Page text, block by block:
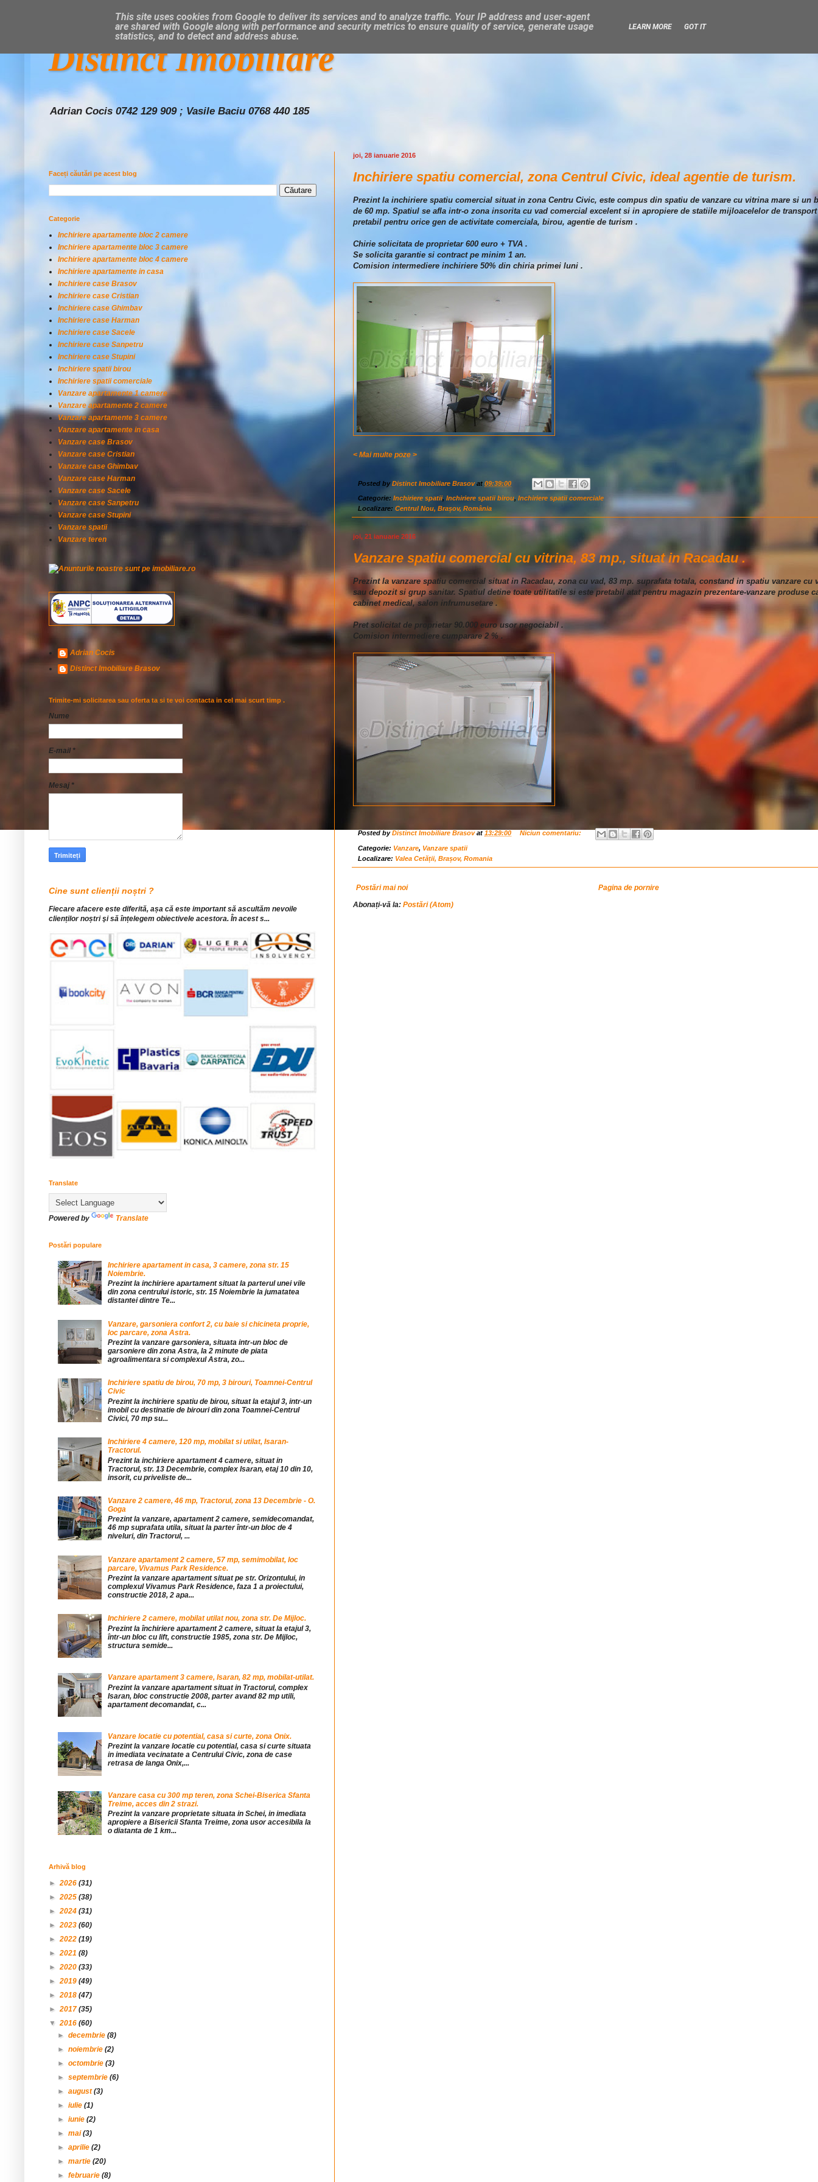
Distinct Imobiliare
Adrian Cocis 0742 129 909 ; Vasile Baciu 0768 440 185
joi, 28 ianuarie 2016
Inchiriere spatiu comercial, zona Centrul Civic, ideal agentie de turism.
Prezint la inchiriere spatiu comercial situat in zona Centru Civic, este compus din spatiu de vanzare cu vitrina mare si un
de 60 mp. Spatiul se afla intr-o zona insorita cu vad comercial excelent si in apropiere de statiile mijloacelelor de
pretabil pentru orice gen de activitate comerciala, birou, agentie de turism .
Chirie solicitata de proprietar 600 euro + TVA .
Se solicita garantie si contract pe minim 1 an.
Comision intermediere inchiriere 50% din chiria primei luni .
< Mai multe poze >
Posted byDistinct Imobiliare Brasov at 09:39:00
Categorie: Inchiriere spatii, Inchiriere spatii birou, Inchiriere spatii comerciale
Localizare: Centrul Nou, Brașov, România
joi, 21 ianuarie 2016
Vanzare spatiu comercial cu vitrina, 83 mp., situat in Racadau .
Prezint la vanzare spatiu comercial situat in Racadau, zona cu vad, 83 mp. suprafata totala, constand in spatiu vanzare
sau depozit si grup sanitar. Spatiul detine toate utilitatile si este pretabil atat pentru magazin prezentare-vanzare produse
cabinet medical, salon infrumusetare .
Pret solicitat de proprietar 90.000 euro usor negociabil .
Comision intermediere cumparare 2 % .
Posted byDistinct Imobiliare Brasov at 13:29:00 Niciun comentariu:
Categorie: Vanzare, Vanzare spatii
Localizare: Valea Cetății, Brașov, Romania
Postări mai noi
Pagina de pornire
Abonați-vă la: Postări (Atom)
Faceți căutări pe acest blog
Categorie
Inchiriere apartamente bloc 2 camere
Inchiriere apartamente bloc 3 camere
Inchiriere apartamente bloc 4 camere
Inchiriere apartamente in casa
Inchiriere case Brasov
Inchiriere case Cristian
Inchiriere case Ghimbav
Inchiriere case Harman
Inchiriere case Sacele
Inchiriere case Sanpetru
Inchiriere case Stupini
Inchiriere spatii birou
Inchiriere spatii comerciale
Vanzare apartamente 1 camere
Vanzare apartamente 2 camere
Vanzare apartamente 3 camere
Vanzare apartamente in casa
Vanzare case Brasov
Vanzare case Cristian
Vanzare case Ghimbav
Vanzare case Harman
Vanzare case Sacele
Vanzare case Sanpetru
Vanzare case Stupini
Vanzare spatii
Vanzare teren
Adrian Cocis
Distinct Imobiliare Brasov
Trimite-mi solicitarea sau oferta ta si te voi contacta in cel mai scurt timp .
Nume
E-mail *
Mesaj *
Cine sunt clienții noștri ?
Fiecare afacere este diferită, așa că este important să ascultăm nevoile
clienților noștri şi să înțelegem obiectivele acestora. În acest s...
Translate
Powered by Translate
Postări populare
Inchiriere apartament in casa, 3 camere, zona str. 15
Noiembrie.
Prezint la inchiriere apartament situat la parterul unei vile
din zona centrului istoric, str. 15 Noiembrie la jumatatea
distantei dintre Te...
Vanzare, garsoniera confort 2, cu baie si chicineta proprie,
loc parcare, zona Astra.
Prezint la vanzare garsoniera, situata intr-un bloc de
garsoniere din zona Astra, la 2 minute de piata
agroalimentara si complexul Astra, zo...
Inchiriere spatiu de birou, 70 mp, 3 birouri, Toamnei-Centrul
Civic
Prezint la inchiriere spatiu de birou, situat la etajul 3, intr-un
imobil cu destinatie de birouri din zona Toamnei-Centrul
Civici, 70 mp su...
Inchiriere 4 camere, 120 mp, mobilat si utilat, Isaran-
Tractorul.
Prezint la inchiriere apartament 4 camere, situat in
Tractorul, str. 13 Decembrie, complex Isaran, etaj 10 din 10,
insorit, cu priveliste de...
Vanzare 2 camere, 46 mp, Tractorul, zona 13 Decembrie - O.
Goga
Prezint la vanzare, apartament 2 camere, semidecomandat,
46 mp suprafata utila, situat la parter într-un bloc de 4
niveluri, din Tractorul, ...
Vanzare apartament 2 camere, 57 mp, semimobilat, loc
parcare, Vivamus Park Residence.
Prezint la vanzare apartament situat pe str. Orizontului, in
complexul Vivamus Park Residence, faza 1 a proiectului,
constructie 2018, 2 apa...
Inchiriere 2 camere, mobilat utilat nou, zona str. De Mijloc.
Prezint la închiriere apartament 2 camere, situat la etajul 3,
într-un bloc cu lift, constructie 1985, zona str. De Mijloc,
structura semide...
Vanzare apartament 3 camere, Isaran, 82 mp, mobilat-utilat.
Prezint la vanzare apartament situat in Tractorul, complex
Isaran, bloc constructie 2008, parter avand 82 mp utili,
apartament decomandat, c...
Vanzare locatie cu potential, casa si curte, zona Onix.
Prezint la vanzare locatie cu potential, casa si curte situata
in imediata vecinatate a Centrului Civic, zona de case
retrasa de langa Onix,...
Vanzare casa cu 300 mp teren, zona Schei-Biserica Sfanta
Treime, acces din 2 strazi.
Prezint la vanzare proprietate situata in Schei, in imediata
apropiere a Bisericii Sfanta Treime, zona usor accesibila la
o diatanta de 1 km...
Arhivă blog
►2026 (31)
►2025 (38)
►2024 (31)
►2023 (60)
►2022 (19)
►2021 (8)
►2020 (33)
►2019 (49)
►2018 (47)
►2017 (35)
▼2016 (60)
►decembrie(8)
►noiembrie(2)
►octombrie(3)
►septembrie(6)
►august(3)
►iulie(1)
►iunie(2)
►mai(3)
►aprilie(2)
►martie(20)
►februarie(8)
This site uses cookies from Google to deliver its services and to analyze traffic. Your IP address and user-agent
are shared with Google along with performance and security metrics to ensure quality of service, generate usage
statistics, and to detect and address abuse.
LEARN MORE GOT IT